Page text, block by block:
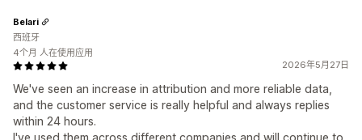
2026年5月27日
We've seen an increase in attribution and more reliable data,
and the customer service is really helpful and always replies
within 24 hours.
Belari
西班牙
4个月 人在使用应用